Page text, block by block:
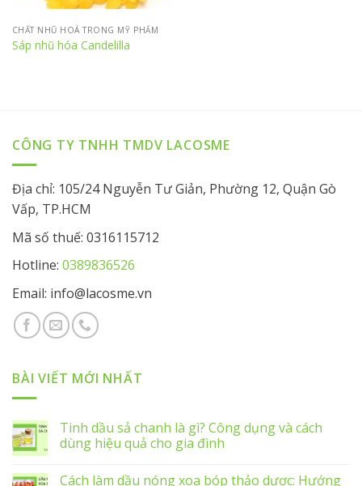
CHẤT NHŨ HOÁ TRONG MỸ PHẨM
Sáp nhũ hóa Candelilla
CÔNG TY TNHH TMDV LACOSME
Địa chỉ: 105/24 Nguyễn Tư Giản, Phường 12, Quận Gò
Vấp, TP.HCM
Mã số thuế: 0316115712
Hotline: 0389836526
Email: info@lacosme.vn
BÀI VIẾT MỚI NHẤT
Tinh dầu sả chanh là gì? Công dụng và cách
dùng hiệu quả cho gia đình
Cách làm dầu nóng xoa bóp thảo dược: Hướng